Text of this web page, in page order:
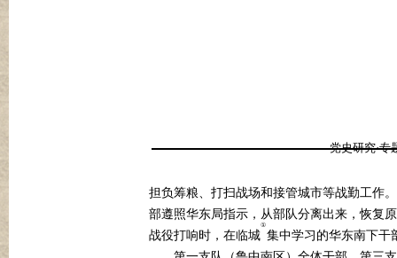
党史研究·专
担负筹粮、打扫战场和接管城市等战勤工作
部遵照华东局指示，从部队分离出来，恢复
战役打响时，在临城
①
集中学习的华东南下干